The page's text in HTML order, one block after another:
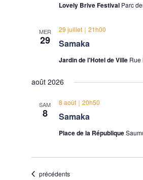
Lovely Brive Festival Parc
MER
29 Samaka
29 juillet｜21h00
Jardin de l'Hotel de Ville Rue
août 2026
SAM
8 Samaka
8 août｜20h50
Place de la République
Évènements
précédents